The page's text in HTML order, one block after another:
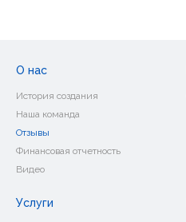
О нас
История создания
Наша команда
Отзывы
Финансовая отчетность
Видео
Услуги